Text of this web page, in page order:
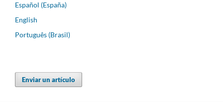
Español (España)
English
Português (Brasil)
Enviar un artículo